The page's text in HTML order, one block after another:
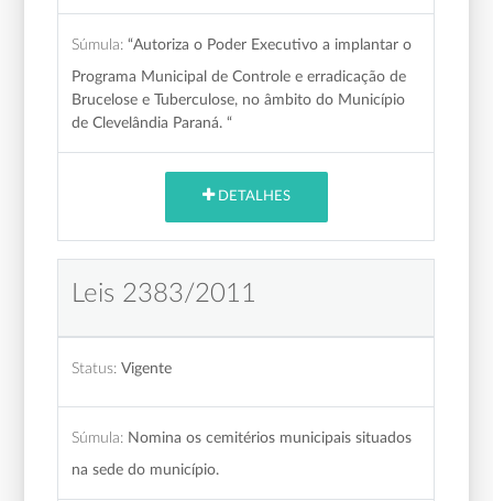
Súmula: “Autoriza o Poder Executivo a implantar o
Programa Municipal de Controle e erradicação de
Brucelose e Tuberculose, no âmbito do Município
de Clevelândia Paraná. “
DETALHES
Leis 2383/2011
Status: Vigente
Súmula: Nomina os cemitérios municipais situados
na sede do município.